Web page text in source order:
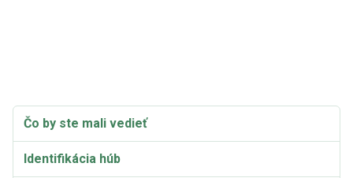
Čo by ste mali vedieť
Identifikácia húb